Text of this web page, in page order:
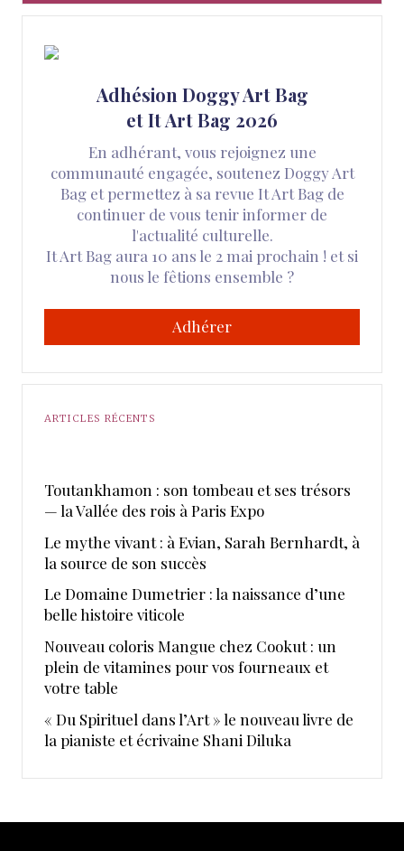
Adhésion Doggy Art Bag
et It Art Bag 2026
En adhérant, vous rejoignez une
communauté engagée, soutenez Doggy Art
Bag et permettez à sa revue It Art Bag de
continuer de vous tenir informer de
l'actualité culturelle.
It Art Bag aura 10 ans le 2 mai prochain ! et si
nous le fêtions ensemble ?
Adhérer
ARTICLES RÉCENTS
Toutankhamon : son tombeau et ses trésors
— la Vallée des rois à Paris Expo
Le mythe vivant : à Evian, Sarah Bernhardt, à
la source de son succès
Le Domaine Dumetrier : la naissance d’une
belle histoire viticole
Nouveau coloris Mangue chez Cookut : un
plein de vitamines pour vos fourneaux et
votre table
« Du Spirituel dans l’Art » le nouveau livre de
la pianiste et écrivaine Shani Diluka